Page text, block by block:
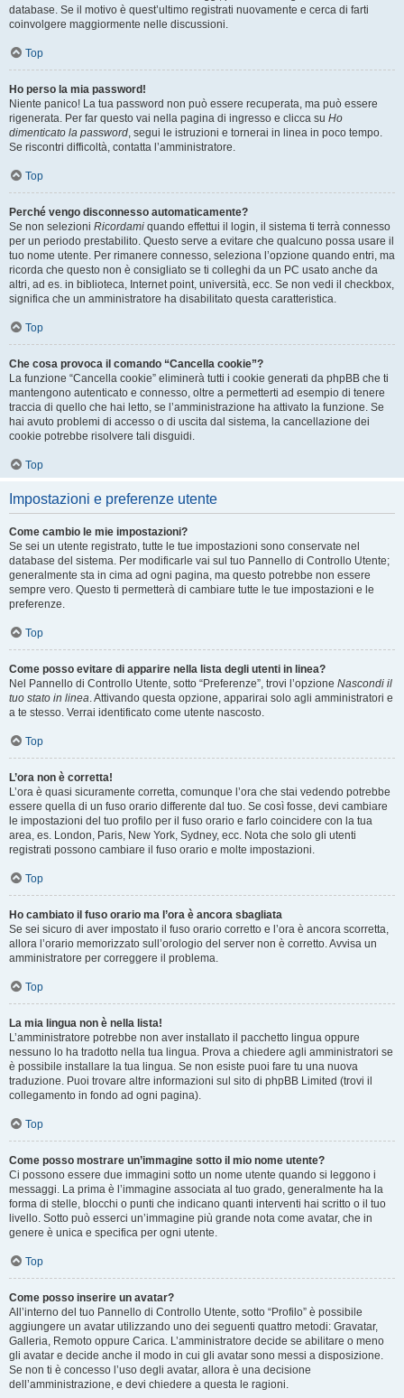
database. Se il motivo è quest’ultimo registrati nuovamente e cerca di farti
coinvolgere maggiormente nelle discussioni.
Top
Ho perso la mia password!
Niente panico! La tua password non può essere recuperata, ma può essere
rigenerata. Per far questo vai nella pagina di ingresso e clicca su Ho
dimenticato la password, segui le istruzioni e tornerai in linea in poco tempo.
Se riscontri difficoltà, contatta l’amministratore.
Top
Perché vengo disconnesso automaticamente?
Se non selezioni Ricordami quando effettui il login, il sistema ti terrà connesso
per un periodo prestabilito. Questo serve a evitare che qualcuno possa usare il
tuo nome utente. Per rimanere connesso, seleziona l’opzione quando entri, ma
ricorda che questo non è consigliato se ti colleghi da un PC usato anche da
altri, ad es. in biblioteca, Internet point, università, ecc. Se non vedi il checkbox,
significa che un amministratore ha disabilitato questa caratteristica.
Top
Che cosa provoca il comando “Cancella cookie”?
La funzione “Cancella cookie” eliminerà tutti i cookie generati da phpBB che ti
mantengono autenticato e connesso, oltre a permetterti ad esempio di tenere
traccia di quello che hai letto, se l’amministrazione ha attivato la funzione. Se
hai avuto problemi di accesso o di uscita dal sistema, la cancellazione dei
cookie potrebbe risolvere tali disguidi.
Top
Impostazioni e preferenze utente
Come cambio le mie impostazioni?
Se sei un utente registrato, tutte le tue impostazioni sono conservate nel
database del sistema. Per modificarle vai sul tuo Pannello di Controllo Utente;
generalmente sta in cima ad ogni pagina, ma questo potrebbe non essere
sempre vero. Questo ti permetterà di cambiare tutte le tue impostazioni e le
preferenze.
Top
Come posso evitare di apparire nella lista degli utenti in linea?
Nel Pannello di Controllo Utente, sotto “Preferenze”, trovi l’opzione Nascondi il
tuo stato in linea. Attivando questa opzione, apparirai solo agli amministratori e
a te stesso. Verrai identificato come utente nascosto.
Top
L’ora non è corretta!
L’ora è quasi sicuramente corretta, comunque l’ora che stai vedendo potrebbe
essere quella di un fuso orario differente dal tuo. Se così fosse, devi cambiare
le impostazioni del tuo profilo per il fuso orario e farlo coincidere con la tua
area, es. London, Paris, New York, Sydney, ecc. Nota che solo gli utenti
registrati possono cambiare il fuso orario e molte impostazioni.
Top
Ho cambiato il fuso orario ma l’ora è ancora sbagliata
Se sei sicuro di aver impostato il fuso orario corretto e l’ora è ancora scorretta,
allora l’orario memorizzato sull’orologio del server non è corretto. Avvisa un
amministratore per correggere il problema.
Top
La mia lingua non è nella lista!
L’amministratore potrebbe non aver installato il pacchetto lingua oppure
nessuno lo ha tradotto nella tua lingua. Prova a chiedere agli amministratori se
è possibile installare la tua lingua. Se non esiste puoi fare tu una nuova
traduzione. Puoi trovare altre informazioni sul sito di phpBB Limited (trovi il
collegamento in fondo ad ogni pagina).
Top
Come posso mostrare un’immagine sotto il mio nome utente?
Ci possono essere due immagini sotto un nome utente quando si leggono i
messaggi. La prima è l’immagine associata al tuo grado, generalmente ha la
forma di stelle, blocchi o punti che indicano quanti interventi hai scritto o il tuo
livello. Sotto può esserci un’immagine più grande nota come avatar, che in
genere è unica e specifica per ogni utente.
Top
Come posso inserire un avatar?
All’interno del tuo Pannello di Controllo Utente, sotto “Profilo” è possibile
aggiungere un avatar utilizzando uno dei seguenti quattro metodi: Gravatar,
Galleria, Remoto oppure Carica. L’amministratore decide se abilitare o meno
gli avatar e decide anche il modo in cui gli avatar sono messi a disposizione.
Se non ti è concesso l’uso degli avatar, allora è una decisione
dell’amministrazione, e devi chiedere a questa le ragioni.